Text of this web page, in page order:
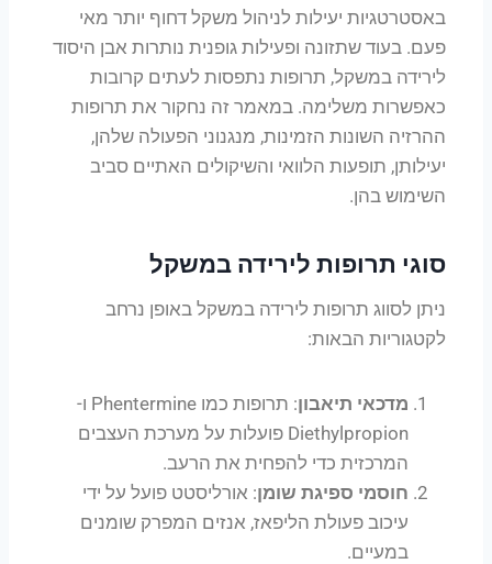
באסטרטגיות יעילות לניהול משקל דחוף יותר מאי
פעם. בעוד שתזונה ופעילות גופנית נותרות אבן היסוד
לירידה במשקל, תרופות נתפסות לעתים קרובות
כאפשרות משלימה. במאמר זה נחקור את תרופות
ההרזיה השונות הזמינות, מנגנוני הפעולה שלהן,
יעילותן, תופעות הלוואי והשיקולים האתיים סביב
השימוש בהן.
סוגי תרופות לירידה במשקל
ניתן לסווג תרופות לירידה במשקל באופן נרחב
לקטגוריות הבאות:
מדכאי תיאבון
: תרופות כמו Phentermine ו-
Diethylpropion פועלות על מערכת העצבים
המרכזית כדי להפחית את הרעב.
חוסמי ספיגת שומן: אורליסטט פועל על ידי
עיכוב פעולת הליפאז, אנזים המפרק שומנים
במעיים.